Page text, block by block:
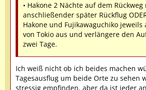
• Hakone 2 Nächte auf dem
anschließender später Rückflug
Hakone und Fujikawaguchiko jeweils
von Tokio aus und verlängere den
zwei Tage.
Ich weiß nicht ob ich beides machen
Tagesausflug um beide Orte zu sehen
stressig empfinden, aber da ist jeder